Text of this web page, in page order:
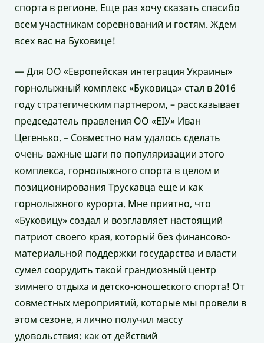
спорта в регионе. Еще раз хочу сказать спасибо
всем участникам соревнований и гостям. Ждем
всех вас на Буковице!
— Для ОО «Европейская интеграция Украины»
горнолыжный комплекс «Буковица» стал в 2016
году стратегическим партнером, – рассказывает
председатель правления ОО «ЕІУ» Иван
Цегенько. – Совместно нам удалось сделать
очень важные шаги по популяризации этого
комплекса, горнолыжного спорта в целом и
позиционирования Трускавца еще и как
горнолыжного курорта. Мне приятно, что
«Буковицу» создал и возглавляет настоящий
патриот своего края, который без финансово-
материальной поддержки государства и власти
сумел соорудить такой грандиозный центр
зимнего отдыха и детско-юношеского спорта! От
совместных мероприятий, которые мы провели в
этом сезоне, я лично получил массу
удовольствия: как от действий